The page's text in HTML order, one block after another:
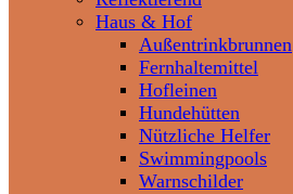
Haus & Hof
Außentrinkbrunnen
Fernhaltemittel
Hofleinen
Hundehütten
Nützliche Helfer
Swimmingpools
Warnschilder